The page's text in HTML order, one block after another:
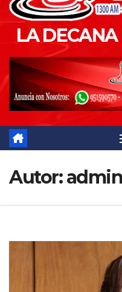
LA
Autor:admin